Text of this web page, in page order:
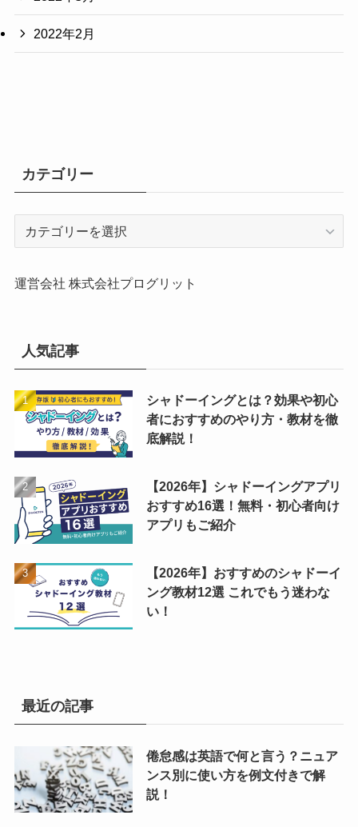
2022年2月
カテゴリー
リ
運営会社 株式会社プログリット
人気記事
シャドーイングとは？効果や初心
者におすすめのやり方・教材を徹
底解説！
【2026年】シャドーイングアプリ
おすすめ16選！無料・初心者向け
アプリもご紹介
【2026年】おすすめのシャドーイ
ング教材12選 これでもう迷わな
い！
最近の記事
倦怠感は英語で何と言う？ニュア
ンス別に使い方を例文付きで解
説！